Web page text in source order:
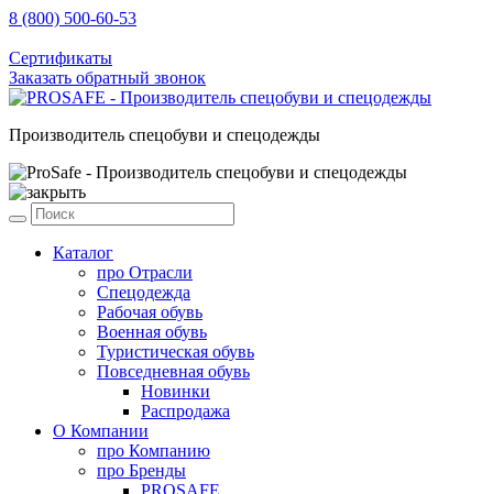
8 (800) 500-60-53
Сертификаты
Заказать обратный звонок
Производитель спецобуви и спецодежды
Каталог
про Отрасли
Спецодежда
Рабочая обувь
Военная обувь
Туристическая обувь
Повседневная обувь
Новинки
Распродажа
О Компании
про Компанию
про Бренды
PROSAFE